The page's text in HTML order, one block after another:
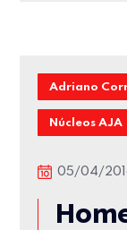
Adriano
Núcleos AJA
05/04/